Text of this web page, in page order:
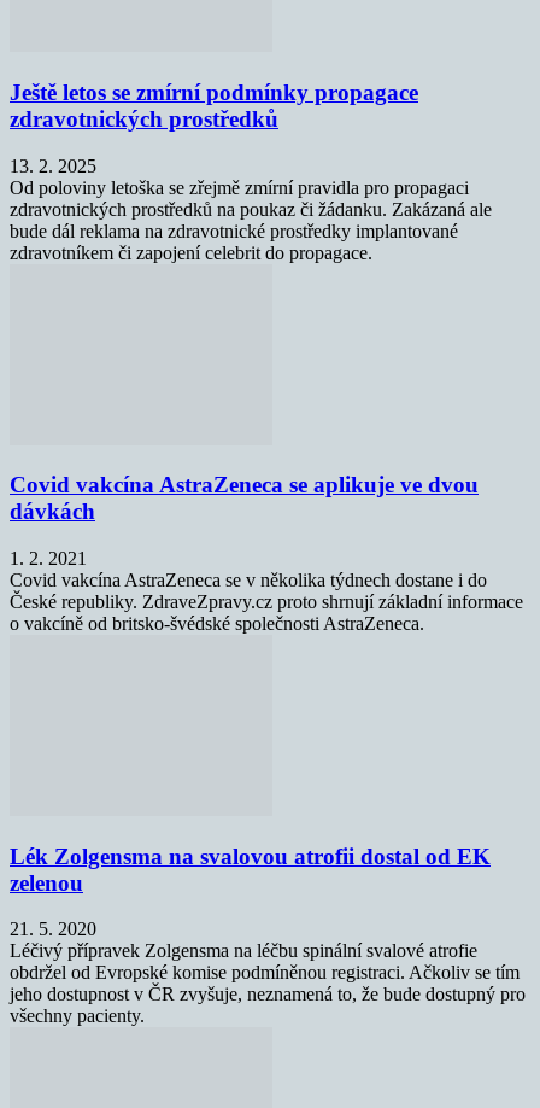
Ještě letos se zmírní podmínky propagace
zdravotnických prostředků
13. 2. 2025
Od poloviny letoška se zřejmě zmírní pravidla pro propagaci
zdravotnických prostředků na poukaz či žádanku. Zakázaná ale
bude dál reklama na zdravotnické prostředky implantované
zdravotníkem či zapojení celebrit do propagace.
Covid vakcína AstraZeneca se aplikuje ve dvou
dávkách
1. 2. 2021
Covid vakcína AstraZeneca se v několika týdnech dostane i do
České republiky. ZdraveZpravy.cz proto shrnují základní informace
o vakcíně od britsko-švédské společnosti AstraZeneca.
Lék Zolgensma na svalovou atrofii dostal od EK
zelenou
21. 5. 2020
Léčivý přípravek Zolgensma na léčbu spinální svalové atrofie
obdržel od Evropské komise podmíněnou registraci. Ačkoliv se tím
jeho dostupnost v ČR zvyšuje, neznamená to, že bude dostupný pro
všechny pacienty.